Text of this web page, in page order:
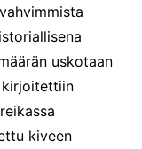
uskotaan
kirjoitettiin
kiveen